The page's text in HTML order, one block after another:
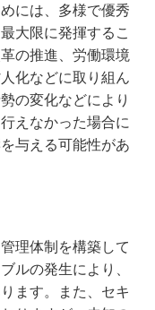
には、多様で優秀
大限に発揮するこ
の推進、労働環境
化などに取り組ん
の変化などにより
えなかった場合に
与える可能性があ
理体制を構築して
ルの発生により、
ます。また、セキ